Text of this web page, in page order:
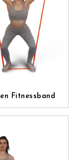
Fitnessband